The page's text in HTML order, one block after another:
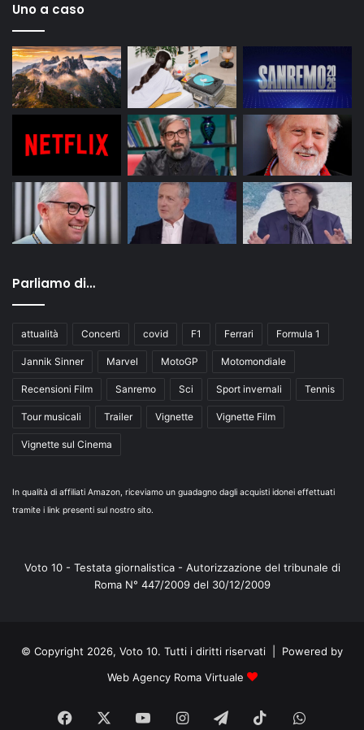
Uno a caso
Parliamo di…
attualità Concerti covid F1 Ferrari Formula 1
Jannik Sinner Marvel MotoGP Motomondiale
Recensioni Film Sanremo Sci Sport invernali Tennis
Tour musicali Trailer Vignette Vignette Film
Vignette sul Cinema
In qualità di affiliati Amazon, riceviamo un guadagno dagli acquisti idonei effettuati
tramite i link presenti sul nostro sito.
Voto 10 - Testata giornalistica - Autorizzazione del tribunale di
Roma N° 447/2009 del 30/12/2009
© Copyright 2026, Voto 10. Tutti i diritti riservati | Powered by
Web Agency Roma Virtuale
Facebook You Instagram
TelegramTikTok